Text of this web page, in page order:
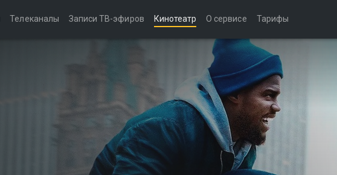
Телеканалы Записи ТВ-эфиров Кинотеатр О сервисе Тарифы